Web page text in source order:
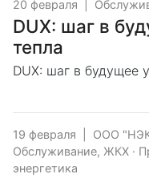
20 февраля
DUX: шаг в
тепла
DUX: шаг в будущее
19 февраля ООО
Обслуживание, ЖКХ ·
энергетика